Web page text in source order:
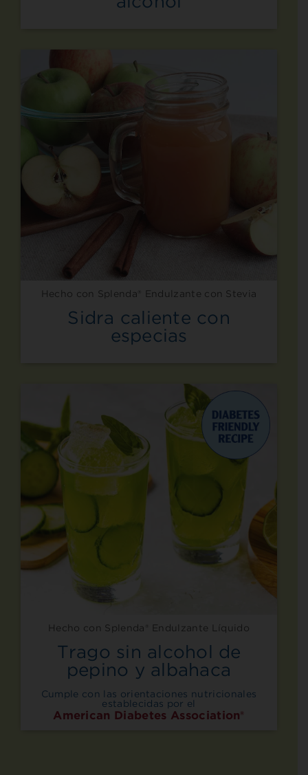
Hecho con Splenda® Endulzante con Stevia
Sidra caliente con
especias
Hecho con Splenda® Endulzante Líquido
Trago sin alcohol de
pepino y albahaca
Cumple con las orientaciones nutricionales
establecidas por el
American Diabetes Association®